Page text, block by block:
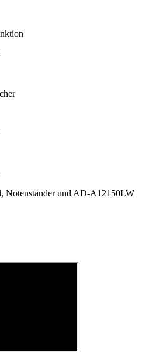
Notenständer und AD-A12150LW